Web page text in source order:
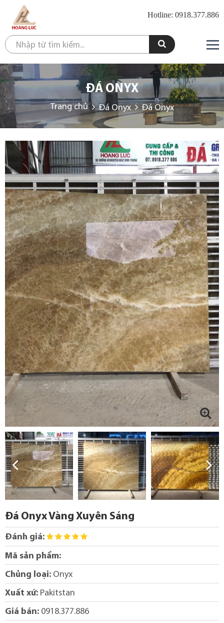
Hotline: 0918.377.886
ĐÁ ONYX
Trang chủ Đá Onyx Đá Onyx
Đá Onyx Vàng Xuyên Sáng
Đánh giá:
Mã sản phẩm:
Chủng loại: Onyx
Xuất xứ: Pakitstan
Giá bán: 0918.377.886